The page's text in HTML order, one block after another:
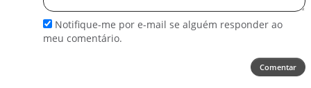
Notifique-me por e-mail se alguém responder ao
meu comentário.
Comentar